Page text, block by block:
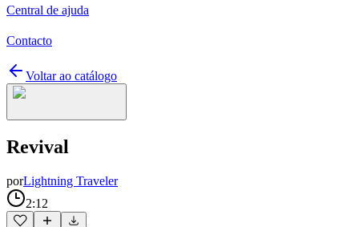
Central de ajuda
Contacto
Voltar ao catálogo
Revival
porLightning Traveler
2:12